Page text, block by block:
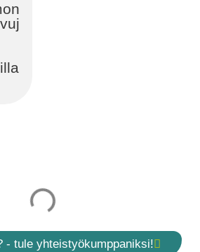
- tule yhteistyökumppaniksi!